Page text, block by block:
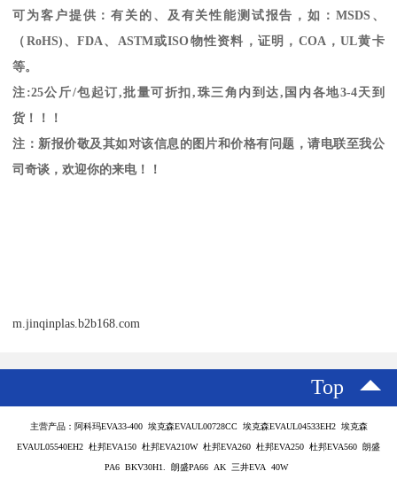
可为客户提供：有关的、及有关性能测试报告，如： MSDS 、
（ RoHS) 、FDA、 ASTM或ISO物性资料，证明， COA，UL黄卡
等。
注 :25公斤/包起订,批量可折扣, 珠三角内到达, 国内各地3-4天到
货！！！
注：新报价敬及其如对该信息的图片和价格有问题，请电联至我公
司奇谈，欢迎你的来电！！
m.jinqinplas.b2b168.com
Top
主营产品：阿科玛EVA33-400 埃克森EVAUL00728CC 埃克森EVAUL04533EH2 埃克森
EVAUL05540EH2 杜邦EVA150 杜邦EVA210W 杜邦EVA260 杜邦EVA250 杜邦EVA560 朗盛
PA6 BKV30H1. 朗盛PA66 AK 三井EVA 40W